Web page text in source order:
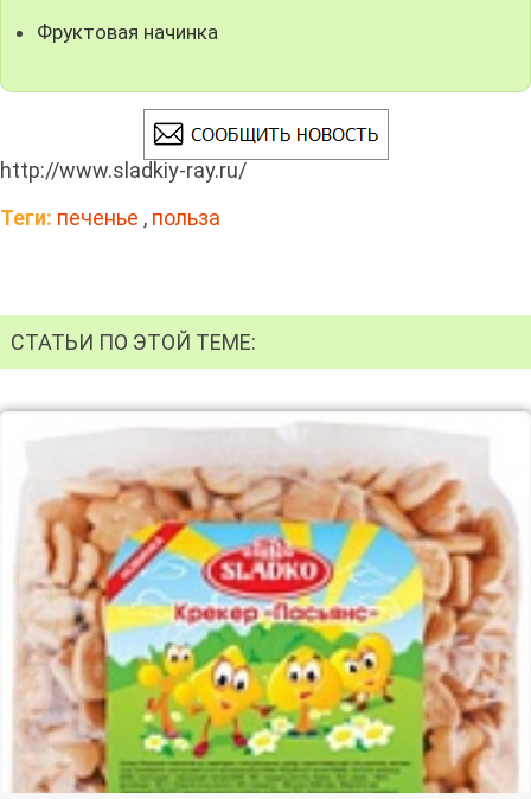
Фруктовая начинка
http://www.sladkiy-ray.ru/
Теги: печенье , польза
СТАТЬИ ПО ЭТОЙ ТЕМЕ: